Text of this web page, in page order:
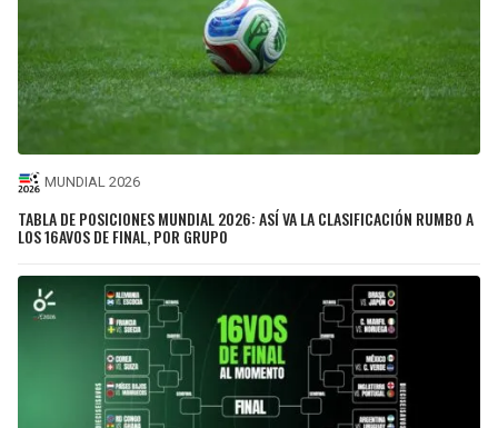
MUNDIAL 2026
TABLA DE POSICIONES MUNDIAL 2026: ASÍ VA LA CLASIFICACIÓN RUMBO A
LOS 16AVOS DE FINAL, POR GRUPO